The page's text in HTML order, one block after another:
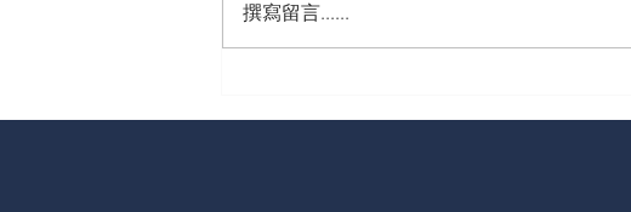
家」或「站在巨人的肩膀
撰寫留言......